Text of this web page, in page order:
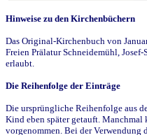
Hinweise zu den Kirchenbüchern
Das Original-Kirchenbuch von
Freien Prälatur Schneidemühl,
erlaubt.
Die Reihenfolge der Einträge
Die ursprüngliche Reihenfolge aus
Kind eben später getauft. Manchmal
vorgenommen. Bei der Verwendung